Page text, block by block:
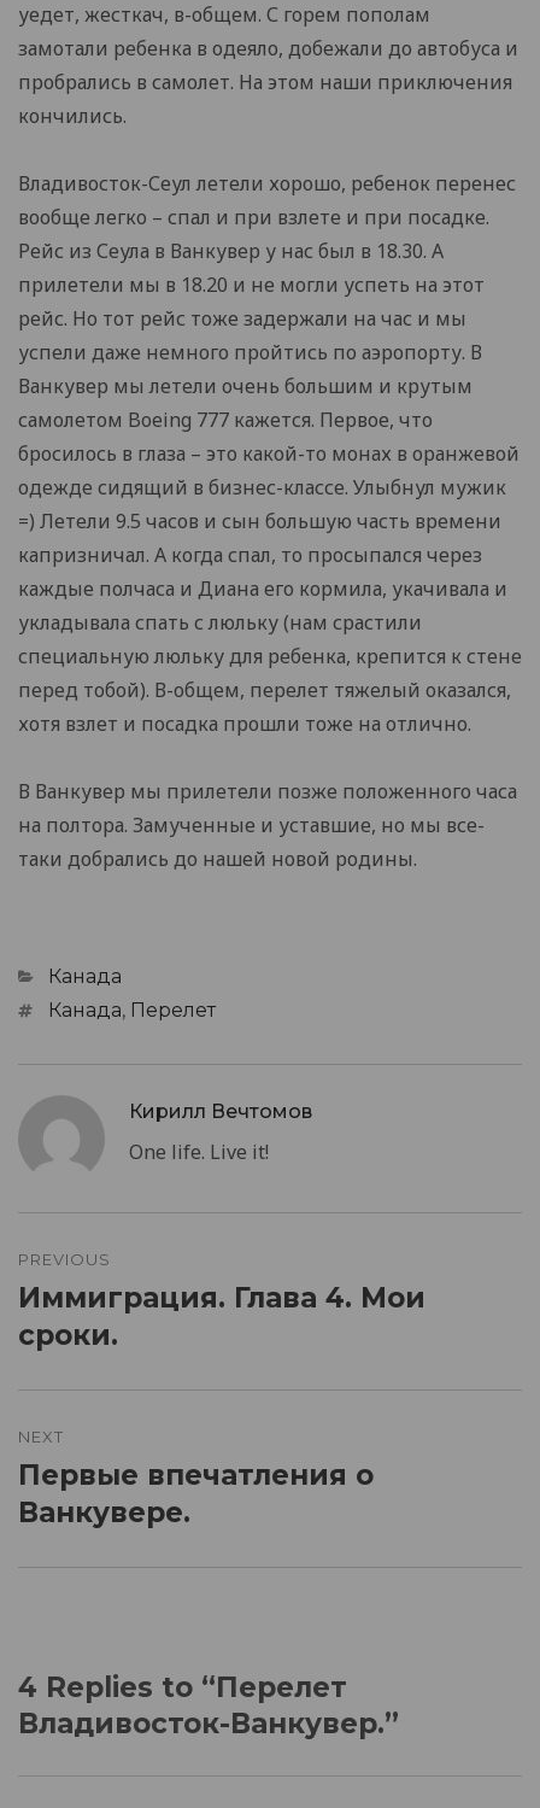
уедет, жесткач, в-общем. С горем пополам
замотали ребенка в одеяло, добежали до автобуса и
пробрались в самолет. На этом наши приключения
кончились.
Владивосток-Сеул летели хорошо, ребенок перенес
вообще легко – спал и при взлете и при посадке.
Рейс из Сеула в Ванкувер у нас был в 18.30. А
прилетели мы в 18.20 и не могли успеть на этот
рейс. Но тот рейс тоже задержали на час и мы
успели даже немного пройтись по аэропорту. В
Ванкувер мы летели очень большим и крутым
самолетом Boeing 777 кажется. Первое, что
бросилось в глаза – это какой-то монах в оранжевой
одежде сидящий в бизнес-классе. Улыбнул мужик
=) Летели 9.5 часов и сын большую часть времени
капризничал. А когда спал, то просыпался через
каждые полчаса и Диана его кормила, укачивала и
укладывала спать с люльку (нам срастили
специальную люльку для ребенка, крепится к стене
перед тобой). В-общем, перелет тяжелый оказался,
хотя взлет и посадка прошли тоже на отлично.
В Ванкувер мы прилетели позже положенного часа
на полтора. Замученные и уставшие, но мы все-
таки добрались до нашей новой родины.
Categories
Канада
TagsКанада, Перелет
Кирилл Вечтомов
One life. Live it!
navigation
PREVIOUS
Previous
post:
Иммиграция. Глава 4. Мои
сроки.
NEXT
Next
post:
Первые впечатления о
Ванкувере.
4 Replies to “Перелет
Владивосток-Ванкувер.”